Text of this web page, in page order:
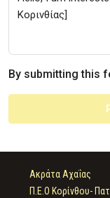
By submitting this
Ακράτα Αχαΐας
Π.Ε.Ο Κορίνθου-